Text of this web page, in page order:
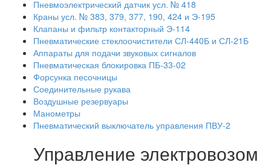
Пневмоэлектрический датчик усл. № 418
Краны усл. № 383, 379, 377, 190, 424 и Э-195
Клапаны и фильтр контакторный Э-114
Пневматические стеклоочистители СЛ-440Б и СЛ-21Б
Аппараты для подачи звуковых сигналов
Пневматическая блокировка ПБ-33-02
Форсунка песочницы
Соединительные рукава
Воздушные резервуары
Манометры
Пневматический выключатель управления ПВУ-2
Управление электровозом